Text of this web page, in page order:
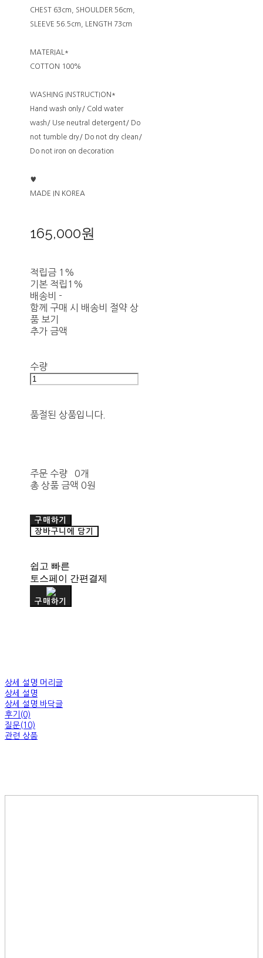
CHEST 63cm, SHOULDER 56cm,
SLEEVE 56.5cm, LENGTH 73cm
MATERIAL*
COTTON 100%
WASHING INSTRUCTION*
Hand wash only/ Cold water
wash/ Use neutral detergent/ Do
not tumble dry/ Do not dry clean/
Do not iron on decoration
♥
MADE IN KOREA
165,000원
적립금 1%
기본 적립 1%
배송비 -
함께 구매 시 배송비 절약 상
품 보기
추가 금액
수량
품절된 상품입니다.
주문 수량
0개
총 상품 금액 0원
구매하기
장바구니에 담기
쉽고 빠른
토스페이 간편결제
구매하기
상세 설명 머리글
상세 설명
상세 설명 바닥글
후기(0)
질문(10)
관련 상품